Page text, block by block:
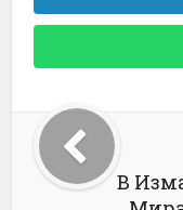
В